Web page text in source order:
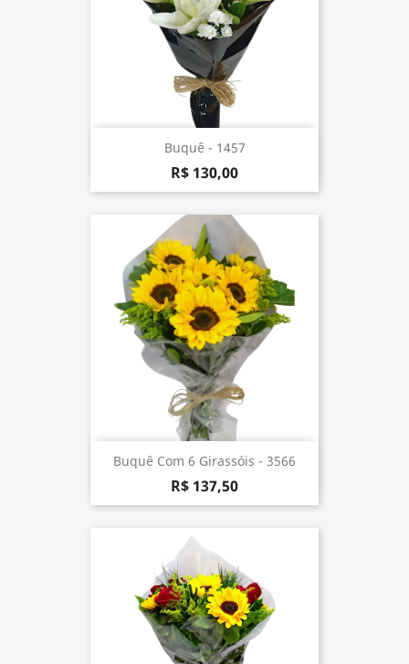
Buquê - 1457
R$ 130,00
Buquê Com 6 Girassóis - 3566
R$ 137,50